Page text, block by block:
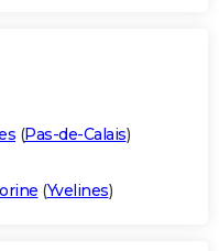
(Pas-de-Calais)
(Yvelines)